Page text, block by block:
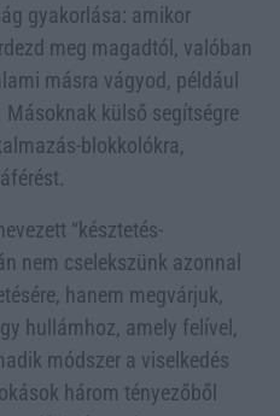
gyakorlása: amikor
meg magadtól, valóban
másra vágyod, például
külső segítségre
blokkolókra,
“késztetés-
nem cselekszünk azonnal
hanem megvárjuk,
hullámhoz, amely felível,
módszer a viselkedés
három tényezőből